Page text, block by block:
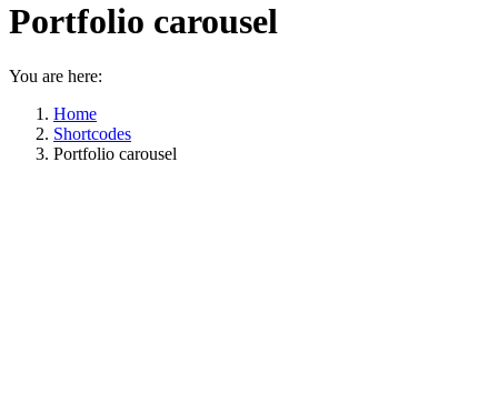
Portfolio carousel
You are here:
Home
Shortcodes
Portfolio carousel